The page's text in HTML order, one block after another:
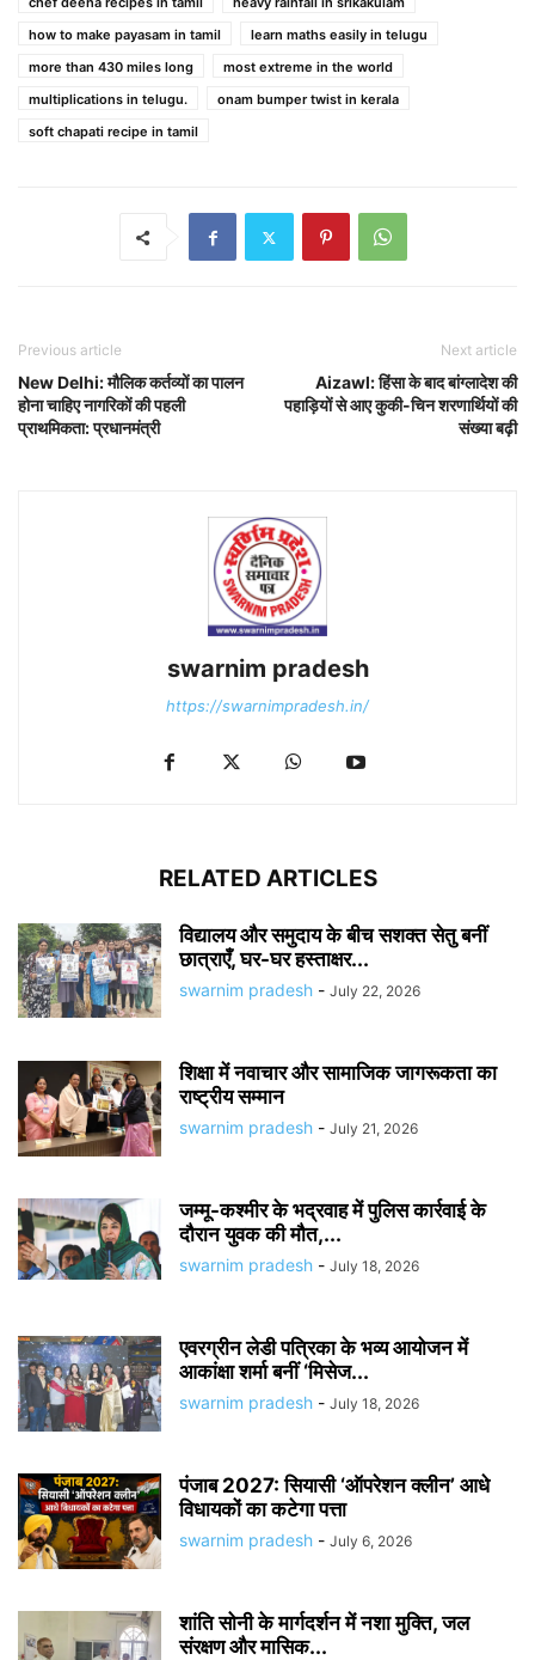
how to make payasam in tamil
learn maths easily in telugu
more than 430 miles long
most extreme in the world
multiplications in telugu.
onam bumper twist in kerala
soft chapati recipe in tamil
Previous article
New Delhi: मौलिक कर्तव्यों का पालन
होना चाहिए नागरिकों की पहली
प्राथमिकता: प्रधानमंत्री
Next article
Aizawl: हिंसा के बाद बांग्लादेश की
पहाड़ियों से आए कुकी-चिन शरणार्थियों की
संख्या बढ़ी
swarnim pradesh
https://swarnimpradesh.in/
RELATED ARTICLES
विद्यालय और समुदाय के बीच सशक्त सेतु बनीं
छात्राएँ, घर-घर हस्ताक्षर...
swarnim pradesh - July 22, 2026
शिक्षा में नवाचार और सामाजिक जागरूकता का
राष्ट्रीय सम्मान
swarnim pradesh - July 21, 2026
जम्मू-कश्मीर के भद्रवाह में पुलिस कार्रवाई के
दौरान युवक की मौत,...
swarnim pradesh - July 18, 2026
एवरग्रीन लेडी पत्रिका के भव्य आयोजन में
आकांक्षा शर्मा बनीं ‘मिसेज...
swarnim pradesh - July 18, 2026
पंजाब 2027: सियासी ‘ऑपरेशन क्लीन’ आधे
विधायकों का कटेगा पत्ता
swarnim pradesh - July 6, 2026
शांति सोनी के मार्गदर्शन में नशा मुक्ति, जल
संरक्षण और मासिक...